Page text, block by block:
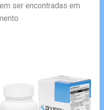
ser encontradas em